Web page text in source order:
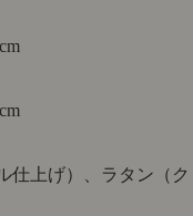
仕上げ）、ラタン（ク